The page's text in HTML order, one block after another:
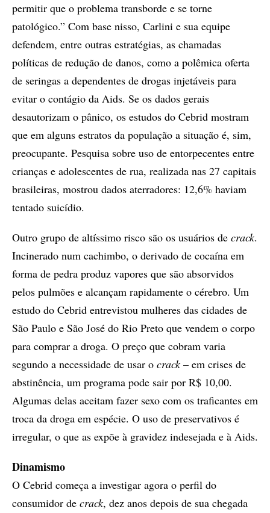
permitir que o problema transborde e se torne
patológico.” Com base nisso, Carlini e sua equipe
defendem, entre outras estratégias, as chamadas
políticas de redução de danos, como a polêmica oferta
de seringas a dependentes de drogas injetáveis para
evitar o contágio da Aids. Se os dados gerais
desautorizam o pânico, os estudos do Cebrid mostram
que em alguns estratos da população a situação é, sim,
preocupante. Pesquisa sobre uso de entorpecentes entre
crianças e adolescentes de rua, realizada nas 27 capitais
brasileiras, mostrou dados aterradores: 12,6% haviam
tentado suicídio.
Outro grupo de altíssimo risco são os usuários de crack.
Incinerado num cachimbo, o derivado de cocaína em
forma de pedra produz vapores que são absorvidos
pelos pulmões e alcançam rapidamente o cérebro. Um
estudo do Cebrid entrevistou mulheres das cidades de
São Paulo e São José do Rio Preto que vendem o corpo
para comprar a droga. O preço que cobram varia
segundo a necessidade de usar o crack– em crises de
abstinência, um programa pode sair por R$ 10,00.
Algumas delas aceitam fazer sexo com os traficantes em
troca da droga em espécie. O uso de preservativos é
irregular, o que as expõe à gravidez indesejada e à Aids.
Dinamismo
O Cebrid começa a investigar agora o perfil do
consumidor de crack, dez anos depois de sua chegada